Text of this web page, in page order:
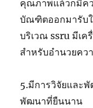
คุณภาพแล้วก็มีคว
บัณฑิตออกมารับ
บริเวณ ssru มีเ
สำหรับอำนวยคว
5.มีการวิจัยและ
พัฒนาที่ยืนนาน